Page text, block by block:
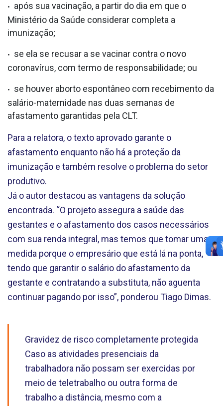
após sua vacinação, a partir do dia em que o
Ministério da Saúde considerar completa a
imunização;
se ela se recusar a se vacinar contra o novo
coronavírus, com termo de responsabilidade; ou
se houver aborto espontâneo com recebimento da
salário-maternidade nas duas semanas de
afastamento garantidas pela CLT.
Para a relatora, o texto aprovado garante o
afastamento enquanto não há a proteção da
imunização e também resolve o problema do setor
produtivo.
Já o autor destacou as vantagens da solução
encontrada. “O projeto assegura a saúde das
gestantes e o afastamento dos casos necessários
com sua renda integral, mas temos que tomar uma
medida porque o empresário que está lá na ponta,
tendo que garantir o salário do afastamento da
gestante e contratando a substituta, não aguenta
continuar pagando por isso”, ponderou Tiago Dimas.
Gravidez de risco completamente protegida
Caso as atividades presenciais da
trabalhadora não possam ser exercidas por
meio de teletrabalho ou outra forma de
trabalho a distância, mesmo com a